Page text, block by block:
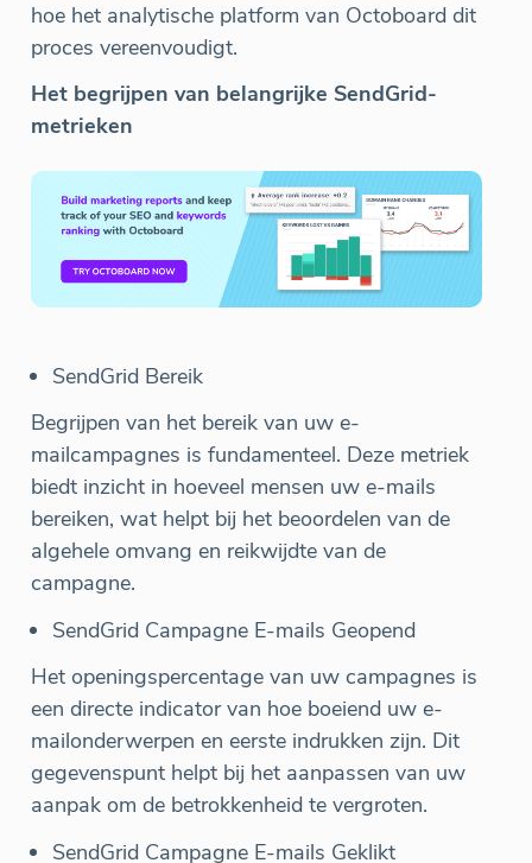
hoe het analytische platform van Octoboard dit
proces vereenvoudigt.
Het begrijpen van belangrijke SendGrid-
metrieken
SendGrid Bereik
Begrijpen van het bereik van uw e-
mailcampagnes is fundamenteel. Deze metriek
biedt inzicht in hoeveel mensen uw e-mails
bereiken, wat helpt bij het beoordelen van de
algehele omvang en reikwijdte van de
campagne.
SendGrid Campagne E-mails Geopend
Het openingspercentage van uw campagnes is
een directe indicator van hoe boeiend uw e-
mailonderwerpen en eerste indrukken zijn. Dit
gegevenspunt helpt bij het aanpassen van uw
aanpak om de betrokkenheid te vergroten.
SendGrid Campagne E-mails Geklikt